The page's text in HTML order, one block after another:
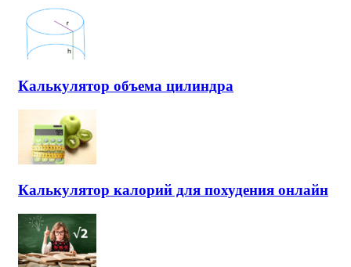
Калькулятор объема цилиндра
Калькулятор калорий для похудения онлайн